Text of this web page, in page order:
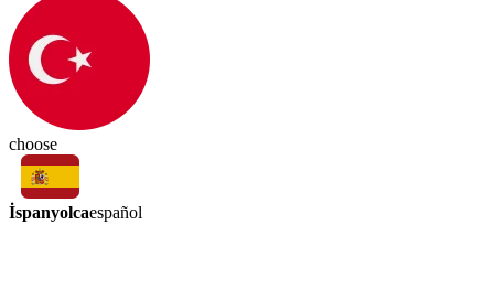
choose
İspanyolcaespañol